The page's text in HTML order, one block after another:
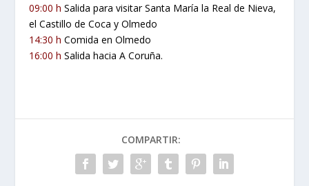
09:00 h Salida para visitar Santa María la Real de Nieva,
el Castillo de Coca y Olmedo
14:30 h Comida en Olmedo
16:00 h Salida hacia A Coruña.
COMPARTIR: